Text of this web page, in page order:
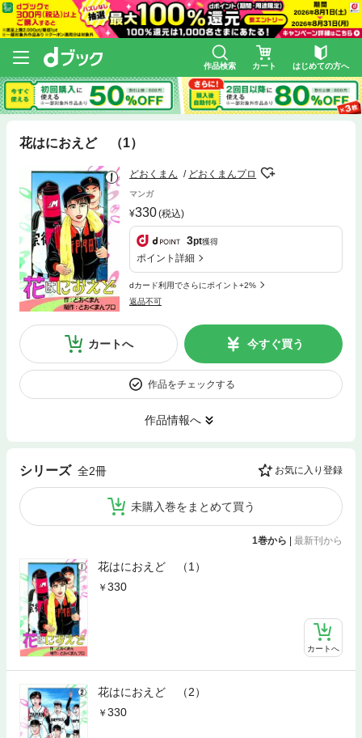
作品検索 カート はじめての方へ
花はにおえど （1）
どおくまん どおくまんプロ
マンガ
330(税込)
3pt獲得
ポイント詳細
dカード利用でさらにポイント+2%
返品不可
カートへ 今すぐ買う
作品をチェックする
作品情報へ
シリーズ 全2冊 お気に入り登録
未購入巻をまとめて買う
1巻から | 最新刊から
花はにおえど （1）
330
カートへ
花はにおえど （2）
330